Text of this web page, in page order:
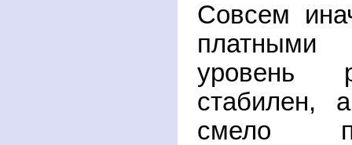
Совсем
платными
уровень
стабилен,
смело